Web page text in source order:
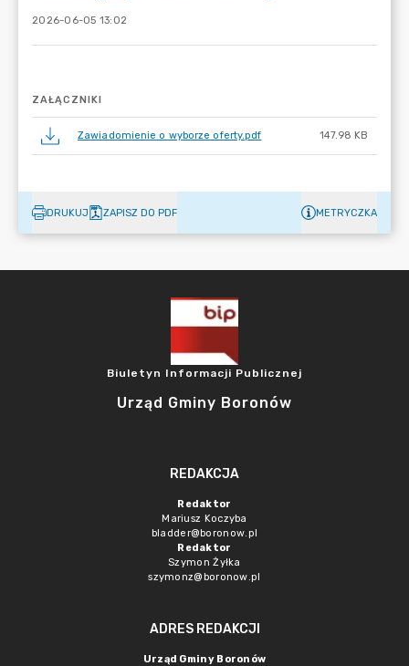
2026-06-05 13:02
ZAŁĄCZNIKI
Zawiadomienie o wyborze oferty.pdf 147.98 KB
DRUKUJ ZAPISZ DO PDF METRYCZKA
Biuletyn Informacji Publicznej
Urząd Gminy Boronów
REDAKCJA
Redaktor
Mariusz Koczyba
bladder@boronow.pl
Redaktor
Szymon Żyłka
szymonz@boronow.pl
ADRES REDAKCJI
Urząd Gminy Boronów